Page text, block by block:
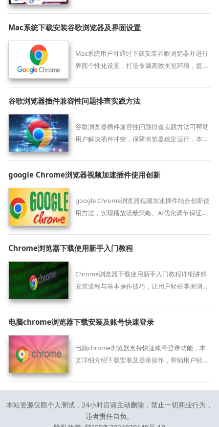
Mac系统下载安装谷歌浏览器及界面设置
Mac系统用户可通过下载安装谷歌浏览器并进行
界面个性化设置，打造专属高效浏览环境，提升
谷歌浏览器插件兼容性问题排查实践方法
谷歌浏览器插件兼容性问题排查实践方法可帮助
用户解决插件冲突，保障浏览器稳定运行，本文
google Chrome浏览器视频加速插件使用创新
google Chrome浏览器视频加速插件结合创新使
用方法，实现播放流畅策略。AI优化调节保证观
Chrome浏览器下载使用新手入门教程
Chrome浏览器下载使用新手入门教程详细讲解
安装流程与基本操作技巧，让用户轻松掌握浏览
电脑chrome浏览器下载安装及账号快速登录
电脑chrome浏览器支持快速账号登录功能，本
文详细介绍下载安装及登录操作，帮助用户轻松
本站资源仅限个人测试，24小时后请主动删除，禁止一切商业行为，
违者责任自负。